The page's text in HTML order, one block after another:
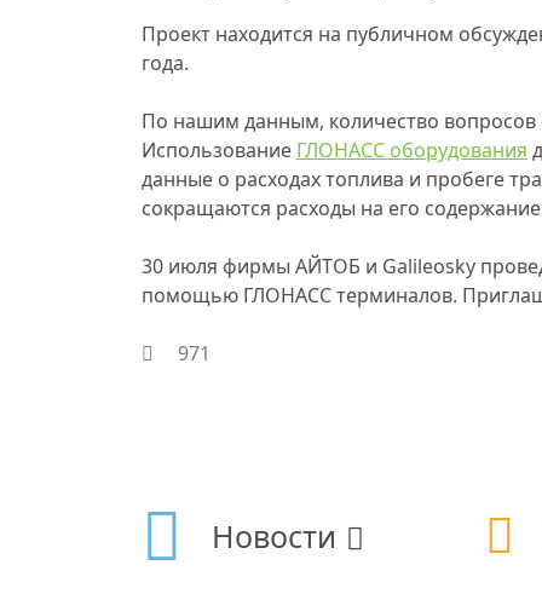
Проект находится на публичном
года.
По нашим данным, количество вопросов
Использование ГЛОНАСС оборудования
данные о расходах топлива и пробеге
сокращаются расходы на его
30 июля фирмы АЙТОБ и Galileosky
помощью ГЛОНАСС терминалов.
971
Новости